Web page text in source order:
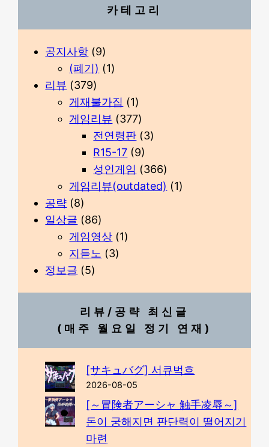
카테고리
공지사항 (9)
(폐기) (1)
리뷰 (379)
게재불가집 (1)
게임리뷰 (377)
전연령판 (3)
R15-17 (9)
성인게임 (366)
게임리뷰(outdated) (1)
공략 (8)
일상글 (86)
게임영상 (1)
지듣노 (3)
정보글 (5)
리뷰/공략 최신글
(매주 월요일 정기 연재)
[サキュバグ] 서큐벅흐
2026-08-05
[～冒険者アーシャ 触手凌辱～]
돈이 궁해지면 판단력이 떨어지기
마련